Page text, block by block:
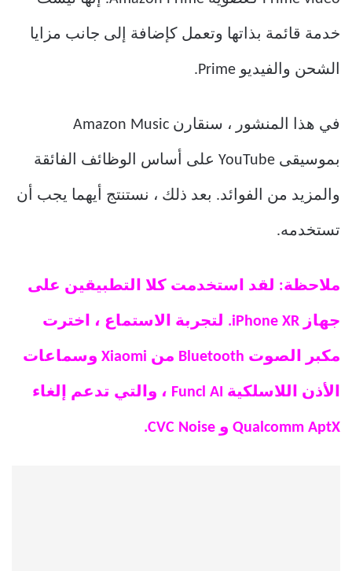
خدمة قائمة بذاتها وتعمل كإضافة إلى جانب مزايا
الشحن والفيديو Prime.
في هذا المنشور ، سنقارن Amazon Music
بموسيقى YouTube على أساس الوظائف الفائقة
والمزيد من الفوائد. بعد ذلك ، نستنتج أيهما يجب أن
تستخدمه.
ملاحظة: لقد استخدمت كلا التطبيقين على
جهاز iPhone XR. لتجربة الاستماع ، اخترت
مكبر الصوت Bluetooth من Xiaomi وسماعات
الأذن اللاسلكية Funcl AI ، والتي تدعم إلغاء
Qualcomm AptX و CVC Noise.